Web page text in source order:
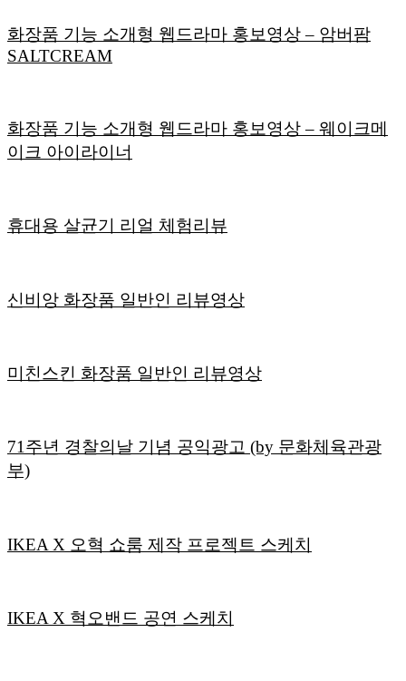
화장품 기능 소개형 웹드라마 홍보영상 – 암버팜
SALTCREAM
화장품 기능 소개형 웹드라마 홍보영상 – 웨이크메
이크 아이라이너
휴대용 살균기 리얼 체험리뷰
신비앙 화장품 일반인 리뷰영상
미친스킨 화장품 일반인 리뷰영상
71주년 경찰의날 기념 공익광고 (by 문화체육관광
부)
IKEA X 오혁 쇼룸 제작 프로젝트 스케치
IKEA X 혁오밴드 공연 스케치